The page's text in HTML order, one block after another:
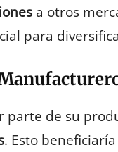
a otros
para
de su
. Esto